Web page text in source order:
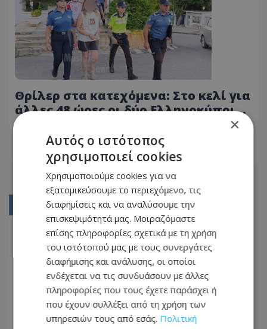
Θρίλερ στα κατεχόμενα: Στο κελί για
άλλες 48 ώρες οι δύο Ελληνοκύπριοι
– Ανάμεσα τους και εθνοφρουρός
ΔΙΑΒΆΣΤΕ ΠΕΡΙΣΣΌΤΕΡΑ
01
02
03
04
05
...
×
Αυτός ο ιστότοπος
χρησιμοποιεί cookies
Χρησιμοποιούμε cookies για να
εξατομικεύσουμε το περιεχόμενο, τις
διαφημίσεις και να αναλύσουμε την
επισκεψιμότητά μας. Μοιραζόμαστε
επίσης πληροφορίες σχετικά με τη χρήση
του ιστότοπού μας με τους συνεργάτες
διαφήμισης και ανάλυσης, οι οποίοι
ενδέχεται να τις συνδυάσουν με άλλες
πληροφορίες που τους έχετε παράσχει ή
που έχουν συλλέξει από τη χρήση των
υπηρεσιών τους από εσάς. Πολιτική